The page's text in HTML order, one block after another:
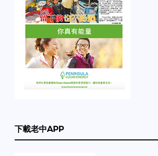
下載老中APP